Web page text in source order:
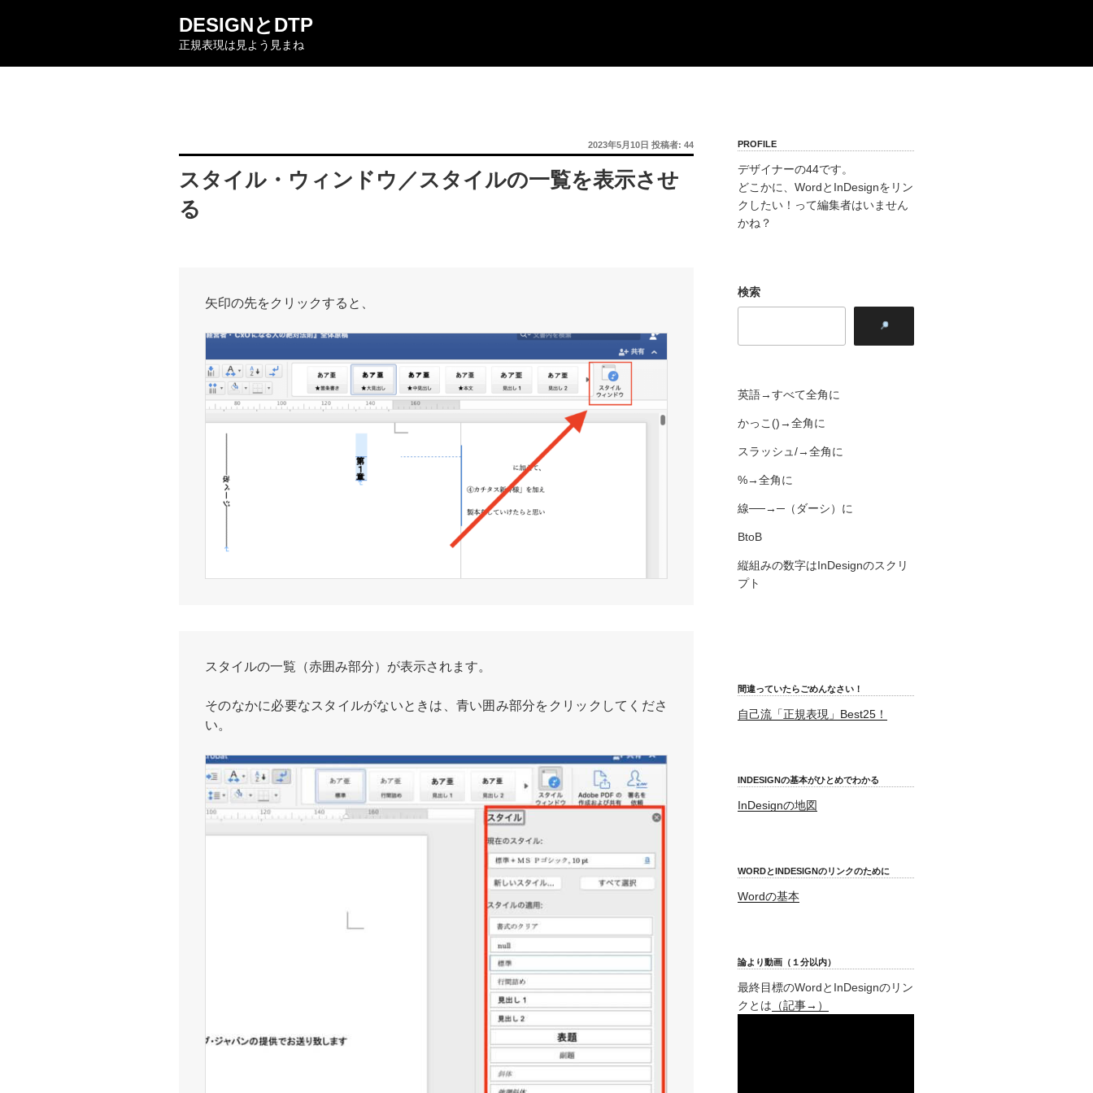
ン
DESIGNとDTP
正規表現は見よう見まね
投
稿
日:
2023年5月10日 投稿者: 44
スタイル・ウィンドウ／スタイルの一覧を表示させ
る
矢印の先をクリックすると、
スタイルの一覧（赤囲み部分）が表示されます。
そのなかに必要なスタイルがないときは、青い囲み部分をクリックしてくださ
い。
PROFILE
デザイナーの44です。
どこかに、WordとInDesignをリン
クしたい！って編集者はいません
かね？
検索
英語→すべて全角に
かっこ()→全角に
スラッシュ/→全角に
%→全角に
線──→─（ダーシ）に
BtoB
縦組みの数字はInDesignのスクリ
プト
間違っていたらごめんなさい！
自己流「正規表現」Best25！
INDESIGNの基本がひとめでわかる
InDesignの地図
WORDとINDESIGNのリンクのために
Wordの基本
論より動画（１分以内）
最終目標のWordとInDesignのリン
クとは （記事→）